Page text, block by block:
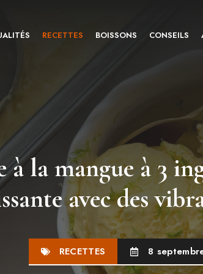
RECETTES BOISSONS CONSEILS
à la mangue à 3
avec des
RECETTES 8